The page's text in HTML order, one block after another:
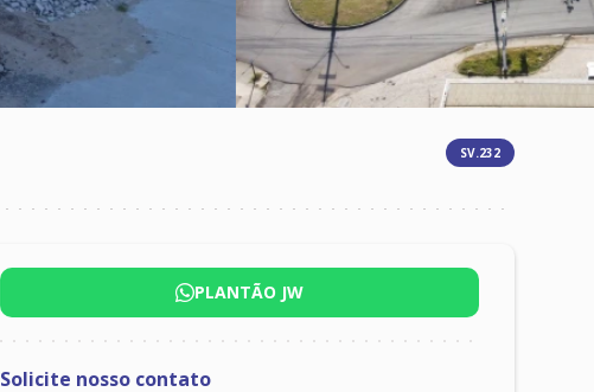
SV.232
PLANTÃO JW
Solicite nosso contato